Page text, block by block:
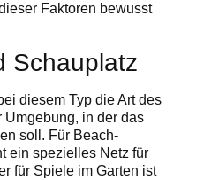
Faktoren bewusst
Schauplatz
diesem Typ die Art des
Umgebung, in der das
soll. Für Beach-
ein spezielles Netz für
für Spiele im Garten ist